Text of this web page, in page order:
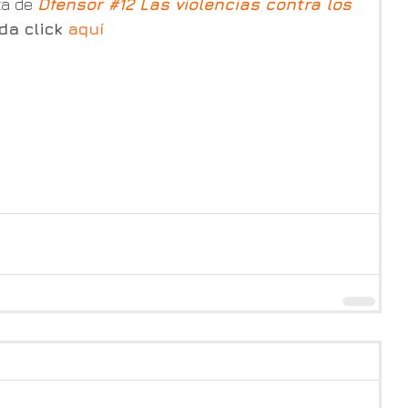
de Dfensor #12 Las violencias contra los
click aquí